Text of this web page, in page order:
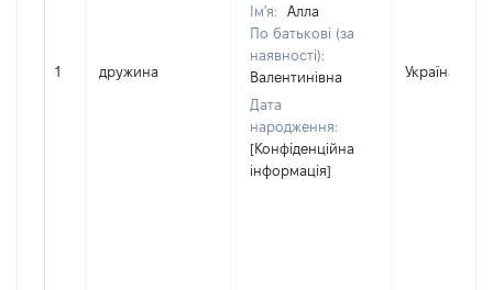
1 дружина
Ім'я:
Алла
По батькові (за
наявності):
Валентинівна
Дата
народження:
[Конфіденційна
інформація]
Україна